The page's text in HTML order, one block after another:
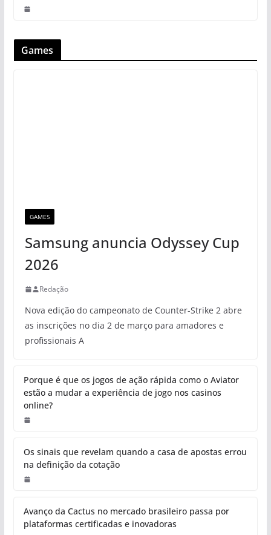
Games
GAMES
Samsung anuncia Odyssey Cup
2026
Redação
Nova edição do campeonato de Counter-Strike 2 abre
as inscrições no dia 2 de março para amadores e
profissionais A
Porque é que os jogos de ação rápida como o Aviator
estão a mudar a experiência de jogo nos casinos
online?
Os sinais que revelam quando a casa de apostas errou
na definição da cotação
Avanço da Cactus no mercado brasileiro passa por
plataformas certificadas e inovadoras